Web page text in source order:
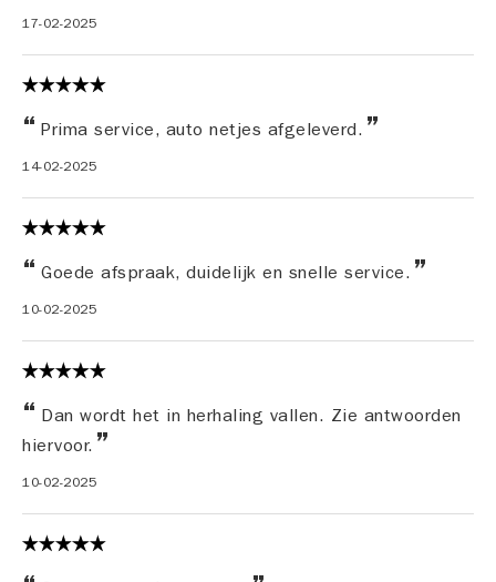
17-02-2025
Prima service, auto netjes afgeleverd.
14-02-2025
Goede afspraak, duidelijk en snelle service.
10-02-2025
Dan wordt het in herhaling vallen. Zie antwoorden
hiervoor.
10-02-2025